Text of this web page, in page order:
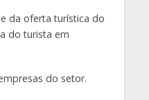
da oferta turística do
do turista em
do setor.